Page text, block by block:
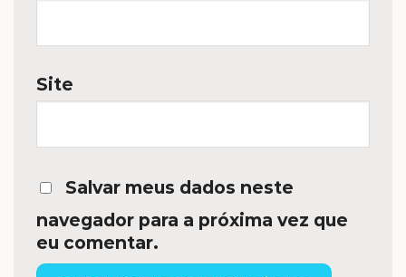
Site
Salvar meus dados neste
navegador para a próxima vez que
eu comentar.